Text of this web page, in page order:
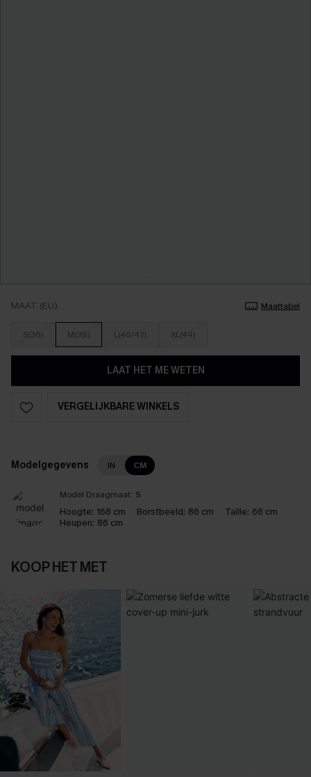
MAAT (EU) Maattabel
S(36) M(38) L(40/42) XL(44)
LAAT HET ME WETEN
VERGELIJKBARE WINKELS
Modelgegevens IN CM
Model Draagmaat: S
Hoogte: 168 cm Borstbeeld: 86 cm Taille: 66 cm
Heupen: 86 cm
KOOP HET MET